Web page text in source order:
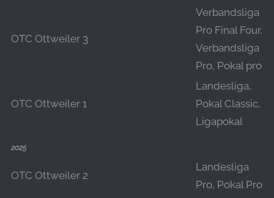
OTC Ottweiler 3
Verbandsliga
Pro Final Four,
Verbandsliga
Pro, Pokal pro
OTC Ottweiler 1
Landesliga,
Pokal Classic,
Ligapokal
2025
OTC Ottweiler 2
Landesliga
Pro, Pokal Pro